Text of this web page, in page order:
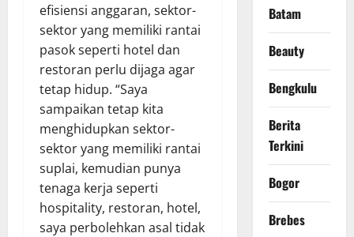
efisiensi anggaran, sektor-
sektor yang memiliki rantai
pasok seperti hotel dan
restoran perlu dijaga agar
tetap hidup. “Saya
sampaikan tetap kita
menghidupkan sektor-
sektor yang memiliki rantai
suplai, kemudian punya
tenaga kerja seperti
hospitality, restoran, hotel,
saya perbolehkan asal tidak
Batam
Beauty
Bengkulu
Berita
Terkini
Bogor
Brebes